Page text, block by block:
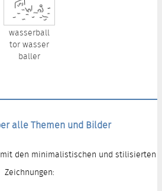
wasserball
tor wasser
baller
alle Themen und Bilder
den minimalistischen und stilisierten
Zeichnungen: